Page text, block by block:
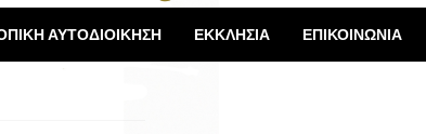
ΑΥΤΟΔΙΟΙΚΗΣΗ ΕΚΚΛΗΣΙΑ ΕΠΙΚΟΙΝΩΝΙΑ